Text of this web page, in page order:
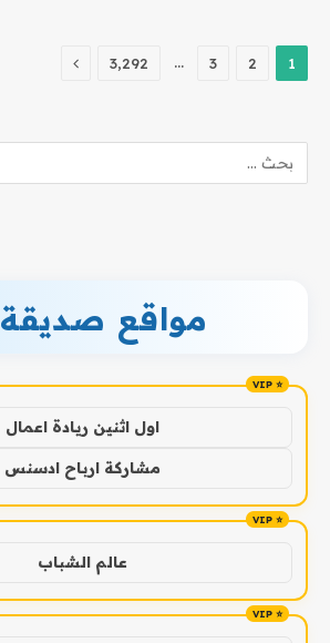
1
2
3
… 3٬292 التالي
مواقع صديقة
اول اثنين ريادة اعمال
مشاركة ارباح ادسنس
عالم الشباب